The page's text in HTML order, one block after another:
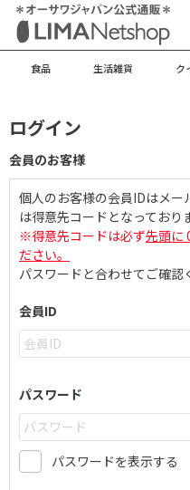
食品 生活雑貨 ク
ログイン
会員のお客様
個人のお客様の会員IDはメ
は得意先コードとなっており
※得意先コードは必ず先頭に
ださい。
パスワードと合わせてご確認
会員ID
パスワード
パスワードを表示する